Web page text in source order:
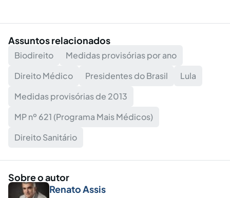
Assuntos relacionados
Biodireito
Medidas provisórias por ano
Direito Médico
Presidentes do Brasil
Lula
Medidas provisórias de 2013
MP nº 621 (Programa Mais Médicos)
Direito Sanitário
Sobre o autor
Renato Assis